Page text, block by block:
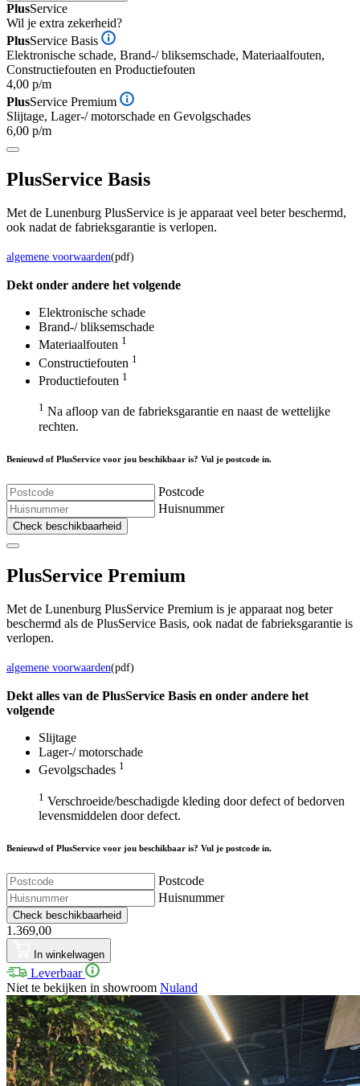
PlusService
Wil je extra zekerheid?
PlusService Basis
Elektronische schade, Brand-/ bliksemschade, Materiaalfouten,
Constructiefouten en Productiefouten
4,00 p/m
PlusService Premium
Slijtage, Lager-/ motorschade en Gevolgschades
6,00 p/m
PlusService Basis
Met de Lunenburg PlusService is je apparaat veel beter beschermd,
ook nadat de fabrieksgarantie is verlopen.
algemene voorwaarden(pdf)
Dekt onder andere het volgende
Elektronische schade
Brand-/ bliksemschade
Materiaalfouten 1
Constructiefouten 1
Productiefouten 1
1 Na afloop van de fabrieksgarantie en naast de wettelijke
rechten.
Benieuwd of PlusService voor jou beschikbaar is? Vul je postcode in.
Postcode
Huisnummer
Check beschikbaarheid
PlusService Premium
Met de Lunenburg PlusService Premium is je apparaat nog beter
beschermd als de PlusService Basis, ook nadat de fabrieksgarantie is
verlopen.
algemene voorwaarden(pdf)
Dekt alles van de PlusService Basis en onder andere het
volgende
Slijtage
Lager-/ motorschade
Gevolgschades 1
1 Verschroeide/beschadigde kleding door defect of bedorven
levensmiddelen door defect.
Benieuwd of PlusService voor jou beschikbaar is? Vul je postcode in.
Postcode
Huisnummer
Check beschikbaarheid
1.369,00
In winkelwagen
Leverbaar
Niet te bekijken in showroom Nuland